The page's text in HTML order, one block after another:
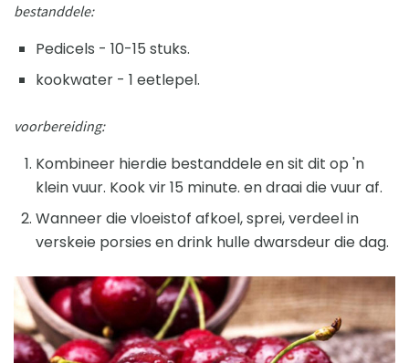
bestanddele:
Pedicels - 10-15 stuks.
kookwater - 1 eetlepel.
voorbereiding:
Kombineer hierdie bestanddele en sit dit op 'n
klein vuur. Kook vir 15 minute. en draai die vuur af.
Wanneer die vloeistof afkoel, sprei, verdeel in
verskeie porsies en drink hulle dwarsdeur die dag.